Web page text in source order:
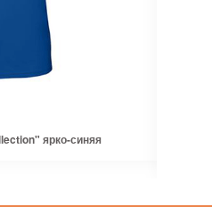
ярко-синяя